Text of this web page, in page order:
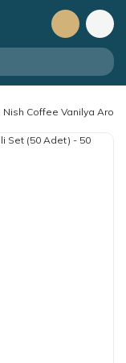
Nish Coffee Vanilya